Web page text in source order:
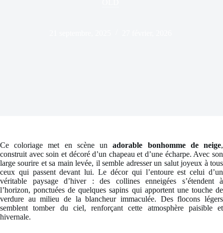
Ce coloriage met en scène un adorable bonhomme de neige,
construit avec soin et décoré d’un chapeau et d’une écharpe. Avec son
large sourire et sa main levée, il semble adresser un salut joyeux à tous
ceux qui passent devant lui. Le décor qui l’entoure est celui d’un
véritable paysage d’hiver : des collines enneigées s’étendent à
l’horizon, ponctuées de quelques sapins qui apportent une touche de
verdure au milieu de la blancheur immaculée. Des flocons légers
semblent tomber du ciel, renforçant cette atmosphère paisible et
hivernale.